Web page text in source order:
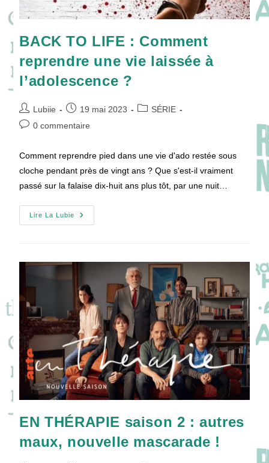
BACK TO LIFE : Comment
reprendre une vie laissée à
l’adolescence ?
Auteur/autrice
de
Lubiie
Publication
publiée :
19 mai 2023
PostSÉRIE
Commentaires
0 commentaire
Comment reprendre pied dans une vie d'ado restée sous
cloche pendant près de vingt ans ? Que s'est-il vraiment
passé sur la falaise dix-huit ans plus tôt, par une nuit…
Lire La Lubie
BACK
TO
Vie
Laissée
À
L’adolescence
?
EN THÉRAPIE saison 2 : autres
maux, nouvelle mascarade !